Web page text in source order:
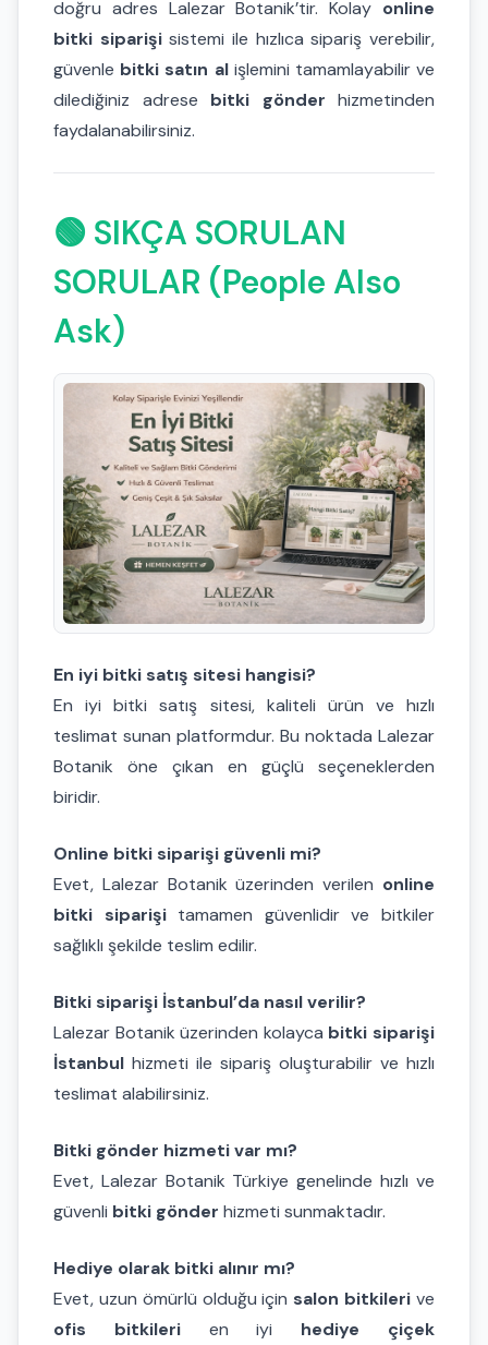
doğru adres Lalezar Botanik’tir. Kolay online
bitki siparişisistemi ile hızlıca sipariş verebilir,
güvenle bitki satın alişlemini tamamlayabilir ve
dilediğiniz adrese bitki gönder hizmetinden
faydalanabilirsiniz.
🟢 SIKÇA SORULAN
SORULAR (People Also
Ask)
En iyi bitki satış sitesi hangisi?
En iyi bitki satış sitesi, kaliteli ürün ve hızlı
teslimat sunan platformdur. Bu noktada Lalezar
Botanik öne çıkan en güçlü seçeneklerden
biridir.
Online bitki siparişi güvenli mi?
Evet, Lalezar Botanik üzerinden verilen online
bitki siparişitamamen güvenlidir ve bitkiler
sağlıklı şekilde teslim edilir.
Bitki siparişi İstanbul’da nasıl verilir?
Lalezar Botanik üzerinden kolayca bitki siparişi
İstanbul hizmeti ile sipariş oluşturabilir ve hızlı
teslimat alabilirsiniz.
Bitki gönder hizmeti var mı?
Evet, Lalezar Botanik Türkiye genelinde hızlı ve
güvenli bitki gönder hizmeti sunmaktadır.
Hediye olarak bitki alınır mı?
Evet, uzun ömürlü olduğu için salon bitkileri ve
ofis bitkilerien iyi hediye çiçek